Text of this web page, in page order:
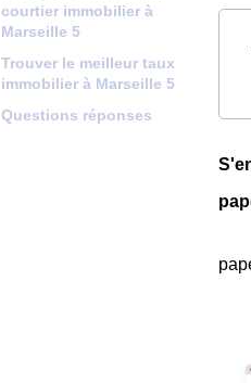
courtier immobilier à
Marseille 5
Trouver le meilleur taux
immobilier à Marseille 5
Questions réponses